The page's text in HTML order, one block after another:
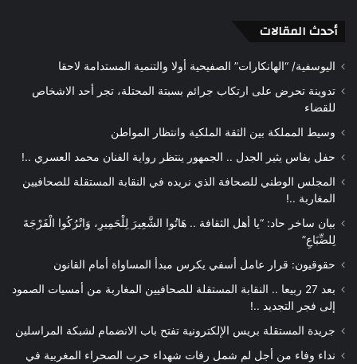
أحدث المقالات
اليوسفية/ “الهانكارات” الصفيحية أولا والتنمية المستدامة لاحقا
تدوينة تحرض على ارتكاب جرائم بسبتة المحتلة، تجر أحد الاشخاص
للقضاء
وسيط المملكة بين الثقة الملكية وانتظار المواطن
حفل بفاس يثير الجدل .. الجمهور ينتظر رواية الفنان محمد العسري ..!
المجلس الوطني للصحافة الذي نريده في النقابة المستقلة للصحافيين
المغاربة ..!
بيان ساخر حاد: “يا أهل الثقافة .. هَاتُوا الشَّعِيرَ لِلْحَمِيرِ، وَاتْرُكُوا الْفَرْجَةَ
لِلضِّبَاعِ”
حقوقيون: قرار عامل أسفي يكرس مبدأ المساواة أمام القانون
بعد 27 ربيعا .. النقابة المستقلة للصحافيين المغاربة من أمسيات الصمود
إلى فجر التجديد ..!
جريدة المستقلة بريس الإلكترونية تفتح باب الانضمام لشبكة المراسلين
نداء وفاء من أجل لم شمل رفات شهداء حرب الصحراء المغربية في